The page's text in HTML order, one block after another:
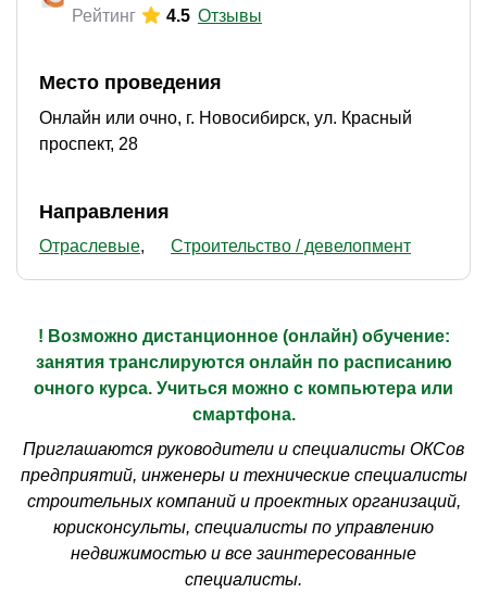
Рейтинг
4.5 Отзывы
Место проведения
Онлайн или очно, г. Новосибирск, ул. Красный
проспект, 28
Направления
Отраслевые Строительство / девелопмент
! Возможно дистанционное (онлайн) обучение:
занятия транслируются онлайн по расписанию
очного курса. Учиться можно с компьютера или
смартфона.
Приглашаются руководители и специалисты ОКСов
предприятий, инженеры и технические специалисты
строительных компаний и проектных организаций,
юрисконсульты, специалисты по управлению
недвижимостью и все заинтересованные
специалисты.